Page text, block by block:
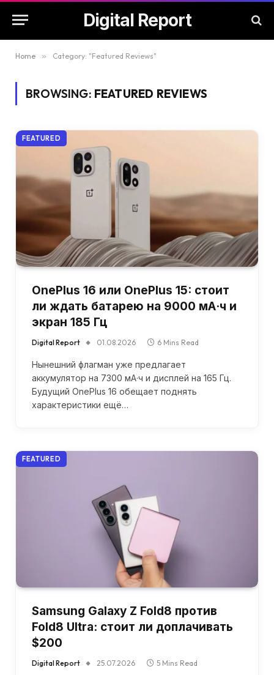
Digital Report
Home » Category: "Featured Reviews"
BROWSING: FEATURED REVIEWS
FEATURED
OnePlus 16 или OnePlus 15: стоит
ли ждать батарею на 9000 мА·ч и
экран 185 Гц
Digital Report 01.08.2026 6 Mins Read
Нынешний флагман уже предлагает
аккумулятор на 7300 мА·ч и дисплей на 165 Гц.
Будущий OnePlus 16 обещает поднять
характеристики ещё…
FEATURED
Samsung Galaxy Z Fold8 против
Fold8 Ultra: стоит ли доплачивать
$200
Digital Report 25.07.2026 5 Mins Read